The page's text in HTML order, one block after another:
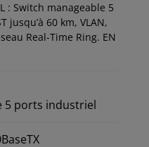
: Switch manageable 5
jusqu’à 60 km, VLAN,
Real-Time Ring. EN
5 ports industriel